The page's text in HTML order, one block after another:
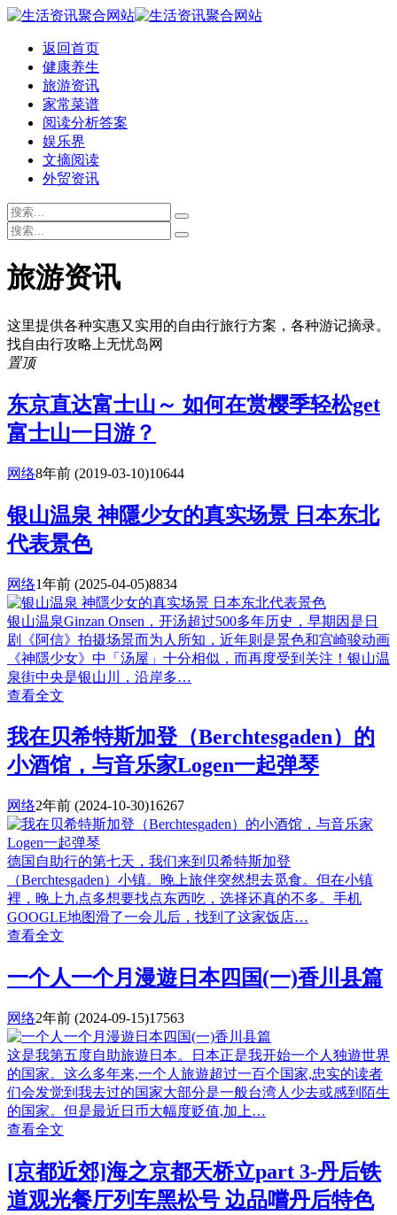
返回首页
健康养生
旅游资讯
家常菜谱
阅读分析答案
娱乐界
文摘阅读
外贸资讯
旅游资讯
这里提供各种实惠又实用的自由行旅行方案，各种游记摘录。
找自由行攻略上无忧岛网
置顶
东京直达富士山～ 如何在赏樱季轻松get
富士山一日游？
网络8年前 (2019-03-10)10644
银山温泉 神隱少女的真实场景 日本东北
代表景色
网络1年前 (2025-04-05)8834
银山温泉Ginzan Onsen，开汤超过500多年历史，早期因是日
剧《阿信》拍摄场景而为人所知，近年则是景色和宫崎骏动画
《神隱少女》中「汤屋」十分相似，而再度受到关注！银山温
泉街中央是银山川，沿岸多…
查看全文
我在贝希特斯加登（Berchtesgaden）的
小酒馆，与音乐家Logen一起弹琴
网络2年前 (2024-10-30)16267
德国自助行的第七天，我们来到贝希特斯加登
（Berchtesgaden）小镇。晚上旅伴突然想去觅食。但在小镇
裡，晚上九点多想要找点东西吃，选择还真的不多。手机
GOOGLE地图滑了一会儿后，找到了这家饭店…
查看全文
一个人一个月漫遊日本四国(一)香川县篇
网络2年前 (2024-09-15)17563
这是我第五度自助旅遊日本。日本正是我开始一个人独遊世界
的国家。这么多年来,一个人旅遊超过一百个国家,忠实的读者
们会发觉到我去过的国家大部分是一般台湾人少去或感到陌生
的国家。但是最近日币大幅度贬值,加上…
查看全文
[京都近郊]海之京都天桥立part 3-丹后铁
道观光餐厅列车黑松号 边品嚐丹后特色